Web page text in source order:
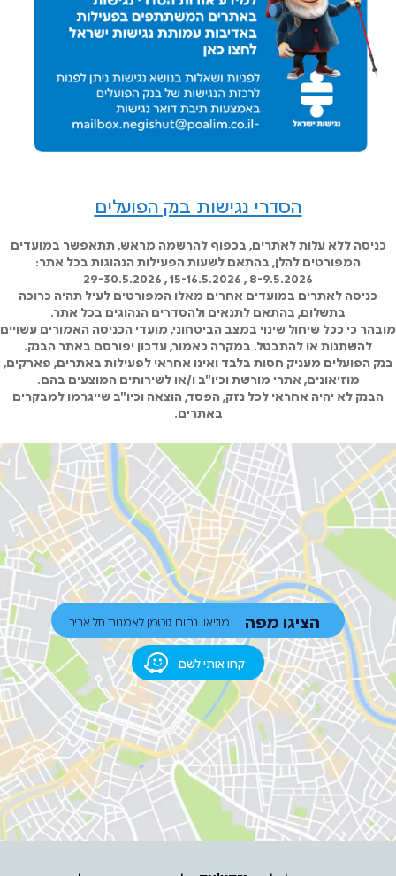
הסדרי נגישות בנק הפועלים
כניסה ללא עלות לאתרים, בכפוף להרשמה מראש, תתאפשר במועדים
המפורטים להלן, בהתאם לשעות הפעילות הנהוגות בכל אתר:
8-9.5.2026 , 15-16.5.2026 , 29-30.5.2026
כניסה לאתרים במועדים אחרים מאלו המפורטים לעיל תהיה כרוכה
בתשלום, בהתאם לתנאים ולהסדרים הנהוגים בכל אתר.
מובהר כי ככל שיחול שינוי במצב הביטחוני, מועדי הכניסה האמורים עשויים
להשתנות או להתבטל. במקרה כאמור, עדכון יפורסם באתר הבנק.
בנק הפועלים מעניק חסות בלבד ואינו אחראי לפעילות באתרים, פארקים,
מוזיאונים, אתרי מורשת וכיו"ב ו/או לשירותים המוצעים בהם.
הבנק לא יהיה אחראי לכל נזק, הפסד, הוצאה וכיו"ב שייגרמו למבקרים
באתרים.
קחו אותי לשם
הציגו מפה מוזיאון נחום גוטמן לאמנות תל אביב